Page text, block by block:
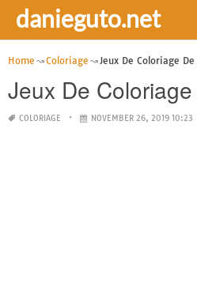
danieguto.net
Home Coloriage Jeux De Coloriage
Jeux De
COLORIAGE NOVEMBER 26, 2019 10:23